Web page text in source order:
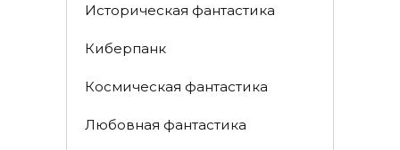
Историческая фантастика
Киберпанк
Космическая фантастика
Любовная фантастика